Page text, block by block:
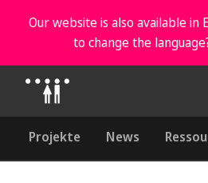
Our website is also available in
to change the
Projekte News